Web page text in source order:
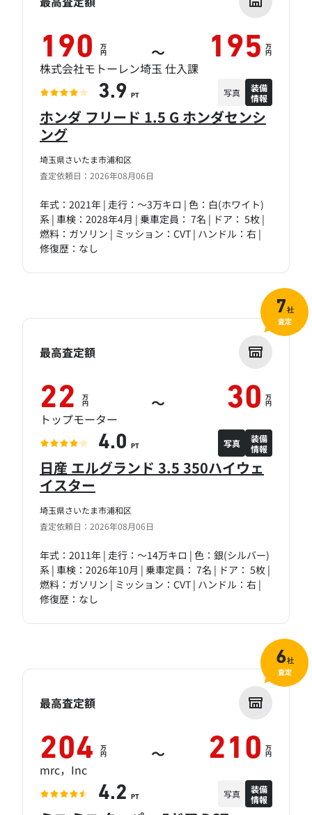
埼玉県さいたま市浦和区
査定依頼日：2026年08月06日
ホンダ フリード 1.5 G ホンダセンシ
ング
年式：2021年 | 走行：～3万キロ | 色：白(ホワイト)
系 | 車検：2028年4月 | 乗車定員： 7名 | ドア： 5枚 |
燃料：ガソリン | ミッション：CVT | ハンドル：右 |
修復歴：なし
190 万
円 ～ 195 万
円
株式会社モトーレン埼玉 仕入課
3.9 PT 写真
装備
情報
埼玉県さいたま市浦和区
査定依頼日：2026年08月06日
日産 エルグランド 3.5 350ハイウェ
イスター
年式：2011年 | 走行：～14万キロ | 色：銀(シルバー)
系 | 車検：2026年10月 | 乗車定員： 7名 | ドア： 5枚 |
燃料：ガソリン | ミッション：CVT | ハンドル：右 |
修復歴：なし
最高査定額
22 万
円 ～ 30 万
円
トップモーター
4.0 PT 写真
装備
情報
7社
査定
最高査定額
204 万
円 ～ 210 万
円
mrc，Inc
4.2 PT 写真
装備
情報
6社
査定